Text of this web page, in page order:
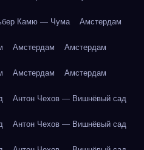
Камю — Чума Амстердам
Амстердам Амстердам
Амстердам Амстердам
Антон Чехов — Вишнёвый сад
Антон Чехов — Вишнёвый сад